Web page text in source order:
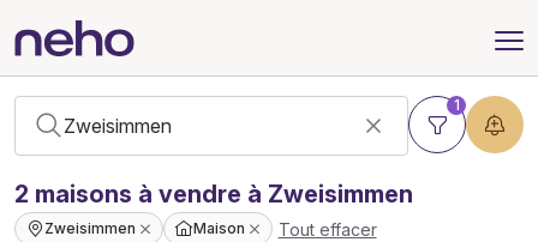
1
2 maisons à vendre à Zweisimmen
Zweisimmen Maison
Tout effacer